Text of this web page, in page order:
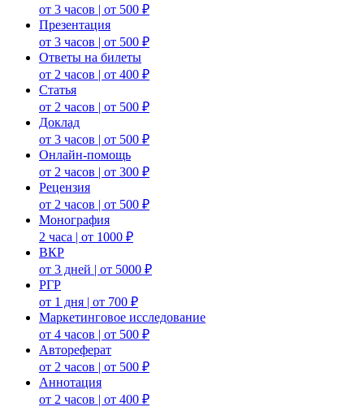
от 3 часов | от 500 ₽
Презентация
от 3 часов | от 500 ₽
Ответы на билеты
от 2 часов | от 400 ₽
Статья
от 2 часов | от 500 ₽
Доклад
от 3 часов | от 500 ₽
Онлайн-помощь
от 2 часов | от 300 ₽
Рецензия
от 2 часов | от 500 ₽
Монография
2 часа | от 1000 ₽
ВКР
от 3 дней | от 5000 ₽
РГР
от 1 дня | от 700 ₽
Маркетинговое исследование
от 4 часов | от 500 ₽
Автореферат
от 2 часов | от 500 ₽
Аннотация
от 2 часов | от 400 ₽